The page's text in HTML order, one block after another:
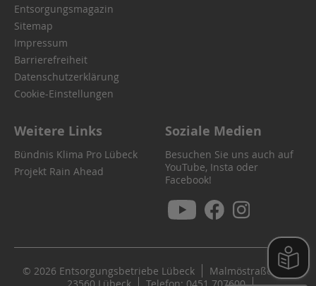
Entsorgungsmagazin
Sitemap
Impressum
Barrierefreiheit
Datenschutzerklärung
Cookie-Einstellungen
Weitere Links
Bündnis Klima Pro Lübeck
Projekt Rain Ahead
Soziale Medien
Besuchen Sie uns auch auf
YouTube, Insta oder
Facebook!
© 2026 Entsorgungsbetriebe Lübeck
Malmöstraße 22